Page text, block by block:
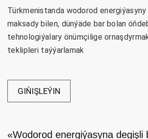
Türkmenistanda wodorod
maksady bilen, dünýäde bar bolan
tehnologiýalary önümçilige
teklipleri taýýarlamak
GIŇIŞLEÝIN
«Wodorod energiýasyna degişli